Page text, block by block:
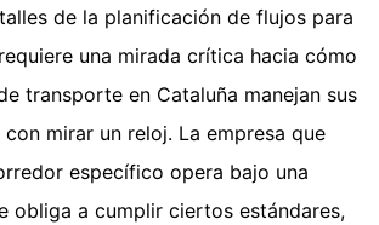
de la planificación de flujos para
una mirada crítica hacia cómo
transporte en Cataluña manejan sus
mirar un reloj. La empresa que
específico opera bajo una
obliga a cumplir ciertos estándares,